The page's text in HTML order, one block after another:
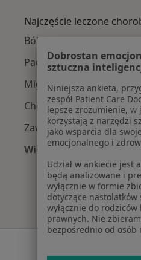
Najczęście leczone
Bóle głowy w Poznaniu
Padaczka w Poznaniu
Migrena w Poznaniu
Choroby neurologiczne
Zawroty głowy w
Więcej (15)
Więcej w
Dobrostan
sztuczna
Niniejsza ankieta,
zespół Patient Care
lepsze zrozumienie, w
korzystają z narzędzi
jako wsparcia dla
emocjonalnego i
Udział w ankiecie jest
będą analizowane i
wyłącznie w formie
dotyczące nastolatków
wyłącznie do
prawnych. Nie
bezpośrednio od osób